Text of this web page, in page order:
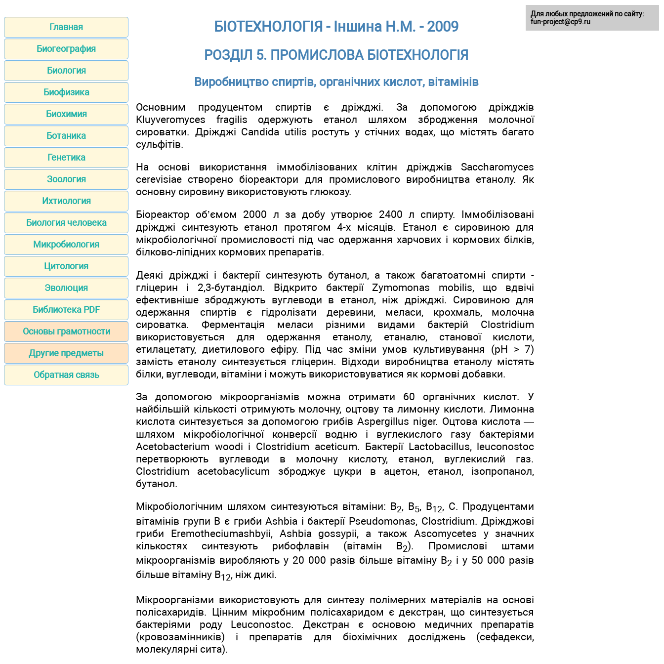
Главная
Биогеография
Биология
Биофизика
Биохимия
Ботаника
Генетика
Зоология
Ихтиология
Биология человека
Микробиология
Цитология
Эволюция
Библиотека PDF
Основы грамотности
Другие предметы
Обратная связь
БІОТЕХНОЛОГІЯ - Іншина Н.М. - 2009
РОЗДІЛ 5. ПРОМИСЛОВА БІОТЕХНОЛОГІЯ
Виробництво спиртів, органічних кислот, вітамінів
Основним продуцентом спиртів є дріжджі. За допомогою дріжджів
Kluyveromyces fragilis одержують етанол шляхом збродження молочної
сироватки. Дріжджі Candida utilis ростуть у стічних водах, що містять багато
сульфітів.
На основі використання іммобілізованих клітин дріжджів Saccharomyces
cerevisiae створено біореактори для промислового виробництва етанолу. Як
основну сировину використовують глюкозу.
Біореактор об’ємом 2000 л за добу утворює 2400 л спирту. Іммобілізовані
дріжджі синтезують етанол протягом 4-х місяців. Етанол є сировиною для
мікробіологічної промисловості під час одержання харчових і кормових білків,
білково-ліпідних кормових препаратів.
Деякі дріжджі і бактерії синтезують бутанол, а також багатоатомні спирти -
гліцерин і 2,3-бутандіол. Відкрито бактерії Zymomonas mobilis, що вдвічі
ефективніше зброджують вуглеводи в етанол, ніж дріжджі. Сировиною для
одержання спиртів є гідролізати деревини, меласи, крохмаль, молочна
сироватка. Ферментація меласи різними видами бактерій Clostridium
використовується для одержання етанолу, етаналю, станової кислоти,
етилацетату, диетилового ефіру. Під час зміни умов культивування (pH > 7)
замість етанолу синтезується гліцерин. Відходи виробництва етанолу містять
білки, вуглеводи, вітаміни і можуть використовуватися як кормові добавки.
За допомогою мікроорганізмів можна отримати 60 органічних кислот. У
найбільшій кількості отримують молочну, оцтову та лимонну кислоти. Лимонна
кислота синтезується за допомогою грибів Aspergillus niger. Оцтова кислота —
шляхом мікробіологічної конверсії водню і вуглекислого газу бактеріями
Acetobacterium woodi і Clostridium aceticum. Бактерії Lactobacillus, leuconostoc
перетворюють вуглеводи в молочну кислоту, етанол, вуглекислий газ.
Clostridium acetobacylicum зброджує цукри в ацетон, етанол, ізопропанол,
бутанол.
Мікробіологічним шляхом синтезуються вітаміни: В2, В5, В12, С. Продуцентами
вітамінів групи В є гриби Ashbia і бактерії Pseudomonas, Clostridium. Дріжджові
гриби Eremotheciumashbyii, Ashbia gossypii, a також Ascomycetes у значних
кількостях синтезують рибофлавін (вітамін В2). Промислові штами
мікроорганізмів виробляють у 20 000 разів більше вітаміну В2 і у 50 000 разів
більше вітаміну В12, ніж дикі.
Мікроорганізми використовують для синтезу полімерних матеріалів на основі
полісахаридів. Цінним мікробним полісахаридом є декстран, що синтезується
бактеріями роду Leuconostoc. Декстран є основою медичних препаратів
(кровозамінників) і препаратів для біохімічних досліджень (сефадекси,
молекулярні сита).
Для любых предложений по сайту:
fun-project@cp9.ru